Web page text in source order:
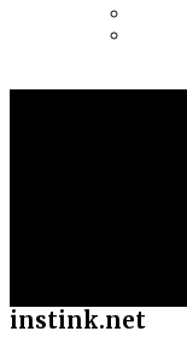
instink.net